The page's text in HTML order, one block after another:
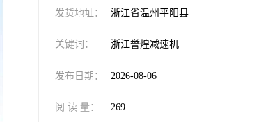
发货地址： 浙江省温州平阳县
关键词： 浙江誉煌减速机
发布日期： 2026-08-06
阅 读 量： 269